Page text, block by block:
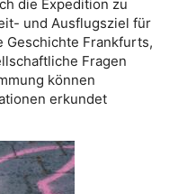
die Expedition zu
und Ausflugsziel für
Geschichte Frankfurts,
Fragen
können
erkundet